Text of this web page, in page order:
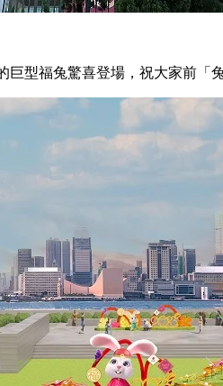
型福兔驚喜登場，祝大家前「兔